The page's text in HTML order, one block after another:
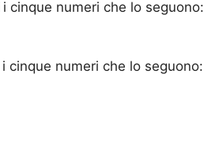
cinque numeri che lo seguono:
cinque numeri che lo seguono: